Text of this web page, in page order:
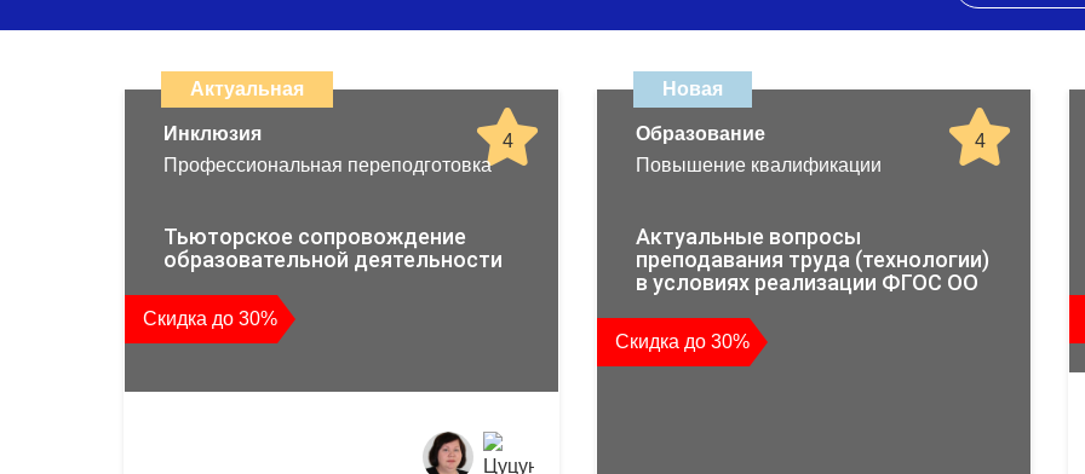
дистанционных
образовательных
повышения
квалификации
и
профессиональной
переподготовки
Актуальная
4
Инклюзия
Профессиональная переподготовка
Тьюторское сопровождение
образовательной деятельности
Скидка до 30%
Новая
4
Образование
Повышение квалификации
Актуальные вопросы
преподавания труда (технологии)
в условиях реализации ФГОС ОО
Скидка до 30%